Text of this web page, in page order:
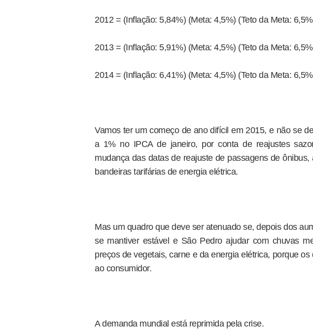
2012 = (Inflação: 5,84%) (Meta: 4,5%) (Teto da Meta:
2013 = (Inflação: 5,91%) (Meta: 4,5%) (Teto da Meta:
2014 = (Inflação: 6,41%) (Meta: 4,5%) (Teto da Meta:
Vamos ter um começo de ano difícil em 2015, e não se
a 1% no IPCA de janeiro, por conta de reajustes
mudança das datas de reajuste de passagens de
bandeiras tarifárias de energia elétrica.
Mas um quadro que deve ser atenuado se, depois dos
se mantiver estável e São Pedro ajudar com chuvas
preços de vegetais, carne e da energia elétrica, porque
ao consumidor.
A demanda mundial está reprimida pela crise.